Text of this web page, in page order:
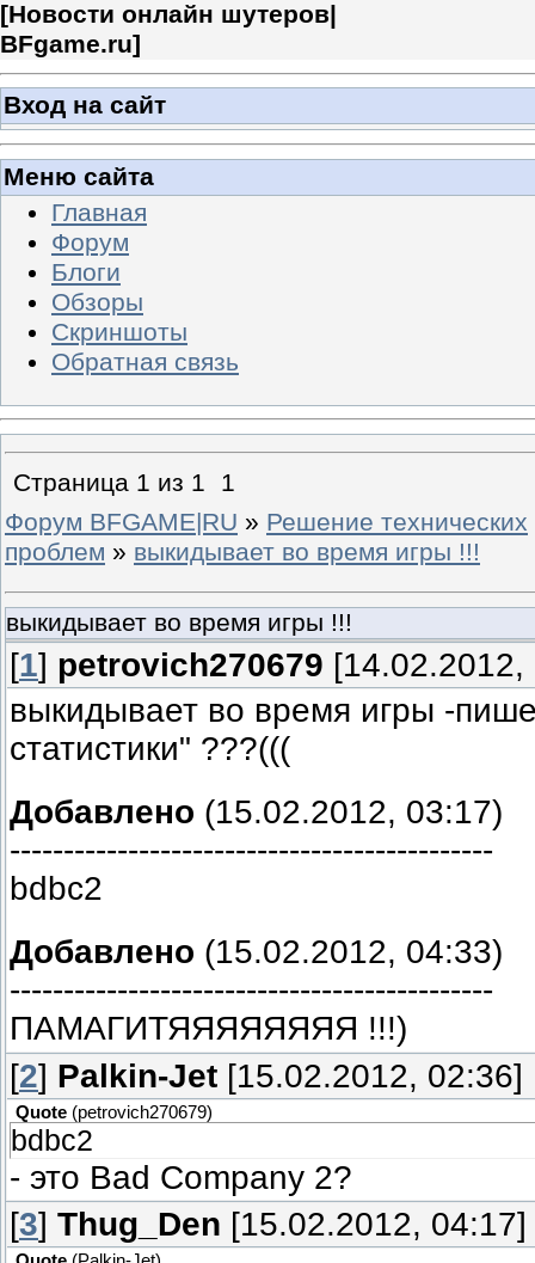
[Новости онлайн шутеров|
BFgame.ru]
Вход на сайт
Меню сайта
Главная
Форум
Блоги
Обзоры
Скриншоты
Обратная связь
Страница 1 из 1
1
Форум BFGAME|RU » Решение технических
проблем » выкидывает во время игры !!!
выкидывает во время игры !!!
[1] petrovich270679 [14.02.2012,
выкидывает во время игры -
статистики" ???(((
Добавлено (15.02.2012, 03:17)
---------------------------------------------
bdbc2
Добавлено (15.02.2012, 04:33)
---------------------------------------------
ПАМАГИТЯЯЯЯЯЯЯЯ !!!)
[2] Palkin-Jet [15.02.2012, 02:36]
Quote (petrovich270679)
bdbc2
- это Bad Company 2?
[3] Thug_Den [15.02.2012, 04:17]